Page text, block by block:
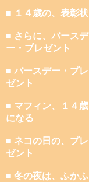
■ １４歳の、表彰状
■ さらに、バースデ
ー・プレゼント
■ バースデー・プレ
ゼント
■ マフィン、１４歳
になる
■ ネコの日の、プレ
ゼント
■ 冬の夜は、ふかふ